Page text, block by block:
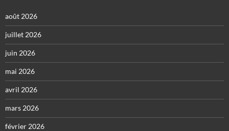
août 2026
juillet 2026
juin 2026
mai 2026
avril 2026
mars 2026
février 2026